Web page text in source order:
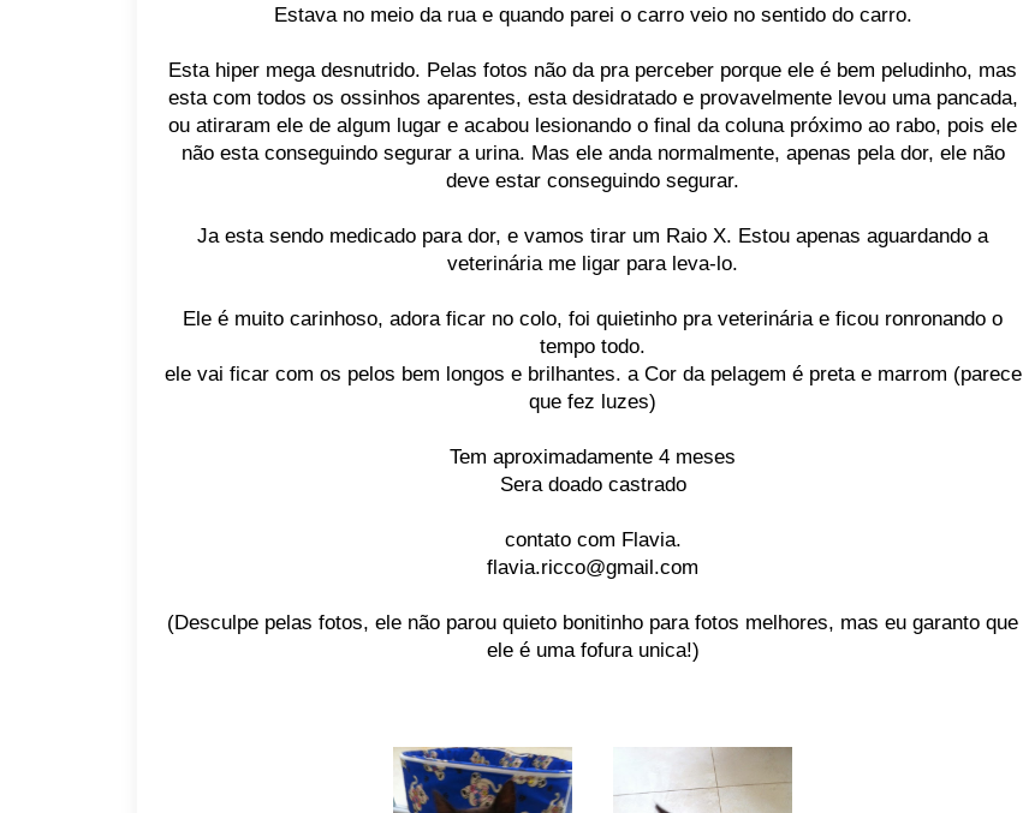
Estava no meio da rua e quando parei o carro veio no sentido do carro.
Esta hiper mega desnutrido. Pelas fotos não da pra perceber porque ele é bem peludinho, mas
esta com todos os ossinhos aparentes, esta desidratado e provavelmente levou uma pancada,
ou atiraram ele de algum lugar e acabou lesionando o final da coluna próximo ao rabo, pois ele
não esta conseguindo segurar a urina. Mas ele anda normalmente, apenas pela dor, ele não
deve estar conseguindo segurar.
Ja esta sendo medicado para dor, e vamos tirar um Raio X. Estou apenas aguardando a
veterinária me ligar para leva-lo.
Ele é muito carinhoso, adora ficar no colo, foi quietinho pra veterinária e ficou ronronando o
tempo todo.
ele vai ficar com os pelos bem longos e brilhantes. a Cor da pelagem é preta e marrom (parece
que fez luzes)
Tem aproximadamente 4 meses
Sera doado castrado
contato com Flavia.
flavia.ricco@gmail.com
(Desculpe pelas fotos, ele não parou quieto bonitinho para fotos melhores, mas eu garanto que
ele é uma fofura unica!)